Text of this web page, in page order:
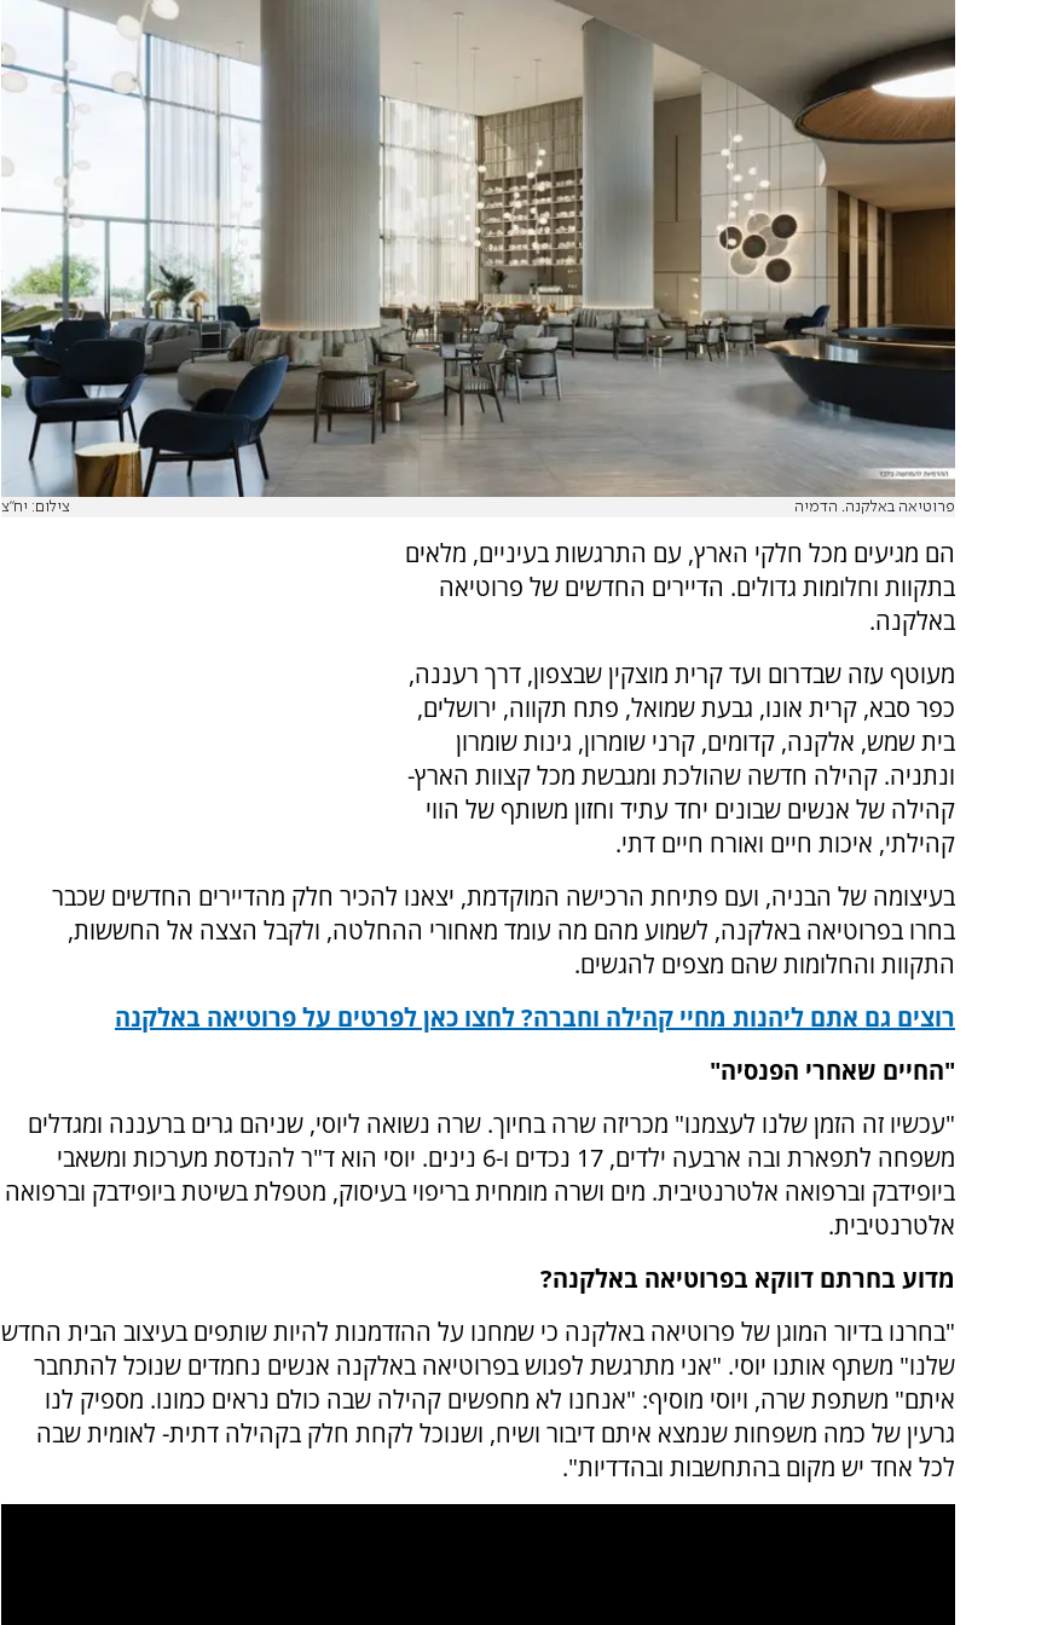
פרוטיאה באלקנה. הדמיה צילום: יח"צ
הם מגיעים מכל חלקי הארץ, עם התרגשות בעיניים, מלאים
בתקוות וחלומות גדולים. הדיירים החדשים של פרוטיאה
באלקנה.
מעוטף עזה שבדרום ועד קרית מוצקין שבצפון, דרך רעננה,
כפר סבא, קרית אונו, גבעת שמואל, פתח תקווה, ירושלים,
בית שמש, אלקנה, קדומים, קרני שומרון, גינות שומרון
ונתניה. קהילה חדשה שהולכת ומגבשת מכל קצוות הארץ-
קהילה של אנשים שבונים יחד עתיד וחזון משותף של הווי
קהילתי, איכות חיים ואורח חיים דתי.
בעיצומה של הבניה, ועם פתיחת הרכישה המוקדמת, יצאנו להכיר חלק מהדיירים החדשים שכבר
בחרו בפרוטיאה באלקנה, לשמוע מהם מה עומד מאחורי ההחלטה, ולקבל הצצה אל החששות,
התקוות והחלומות שהם מצפים להגשים.
רוצים גם אתם ליהנות מחיי קהילה וחברה? לחצו כאן לפרטים על פרוטיאה באלקנה
"החיים שאחרי הפנסיה"
"עכשיו זה הזמן שלנו לעצמנו" מכריזה שרה בחיוך. שרה נשואה ליוסי, שניהם גרים ברעננה ומגדלים
משפחה לתפארת ובה ארבעה ילדים, 17 נכדים ו-6 נינים. יוסי הוא ד"ר להנדסת מערכות ומשאבי
ביופידבק וברפואה אלטרנטיבית. מים ושרה מומחית בריפוי בעיסוק, מטפלת בשיטת ביופידבק וברפואה
אלטרנטיבית.
מדוע בחרתם דווקא בפרוטיאה באלקנה?
"בחרנו בדיור המוגן של פרוטיאה באלקנה כי שמחנו על ההזדמנות להיות שותפים בעיצוב הבית החדש
שלנו" משתף אותנו יוסי. "אני מתרגשת לפגוש בפרוטיאה באלקנה אנשים נחמדים שנוכל להתחבר
איתם" משתפת שרה, ויוסי מוסיף: "אנחנו לא מחפשים קהילה שבה כולם נראים כמונו. מספיק לנו
גרעין של כמה משפחות שנמצא איתם דיבור ושיח, ושנוכל לקחת חלק בקהילה דתית- לאומית שבה
לכל אחד יש מקום בהתחשבות ובהדדיות".